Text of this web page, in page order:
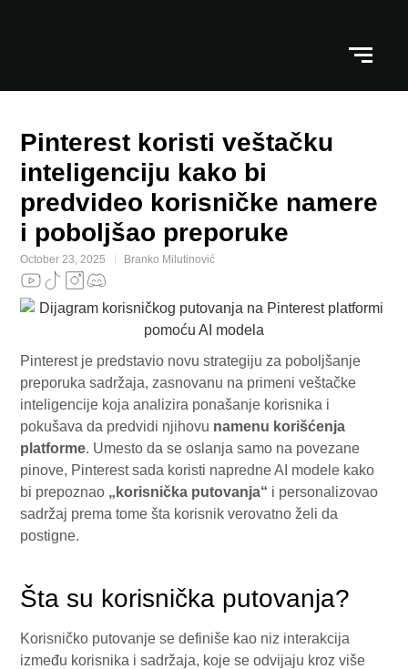
Pinterest koristi veštačku
inteligenciju kako bi
predvideo korisničke namere
i poboljšao preporuke
October 23, 2025 Branko Milutinović
Pinterest je predstavio novu strategiju za poboljšanje
preporuka sadržaja, zasnovanu na primeni veštačke
inteligencije koja analizira ponašanje korisnika i
pokušava da predvidi njihovu namenu korišćenja
platforme. Umesto da se oslanja samo na povezane
pinove, Pinterest sada koristi napredne AI modele kako
bi prepoznao „korisnička putovanja“ i personalizovao
sadržaj prema tome šta korisnik verovatno želi da
postigne.
Šta su korisnička putovanja?
Korisničko putovanje se definiše kao niz interakcija
između korisnika i sadržaja, koje se odvijaju kroz više